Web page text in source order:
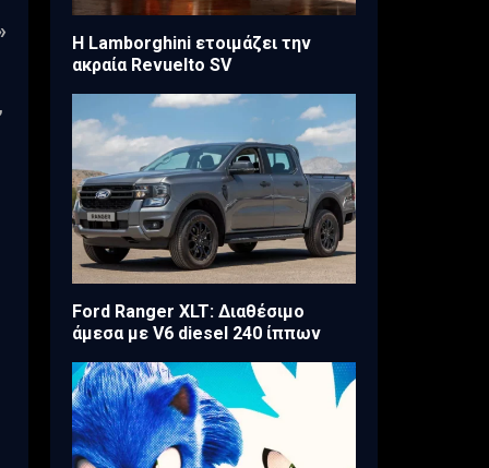
Η Lamborghini ετοιμάζει την
ακραία Revuelto SV
Ford Ranger XLT: Διαθέσιμο
άμεσα με V6 diesel 240 ίππων